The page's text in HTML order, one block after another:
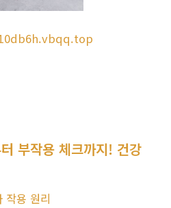
부작용 체크까지! 건강
작용 원리